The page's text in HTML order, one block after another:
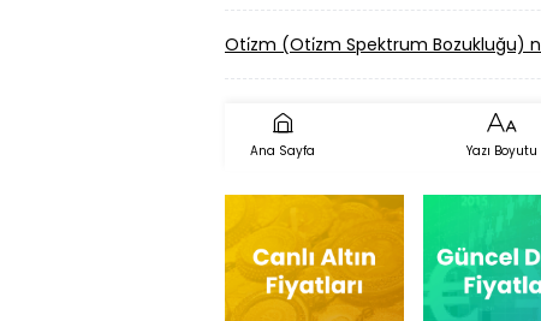
Oti̇zm (Oti̇zm Spektrum Bozukluğu)
Ana Sayfa Yazı Boyutu